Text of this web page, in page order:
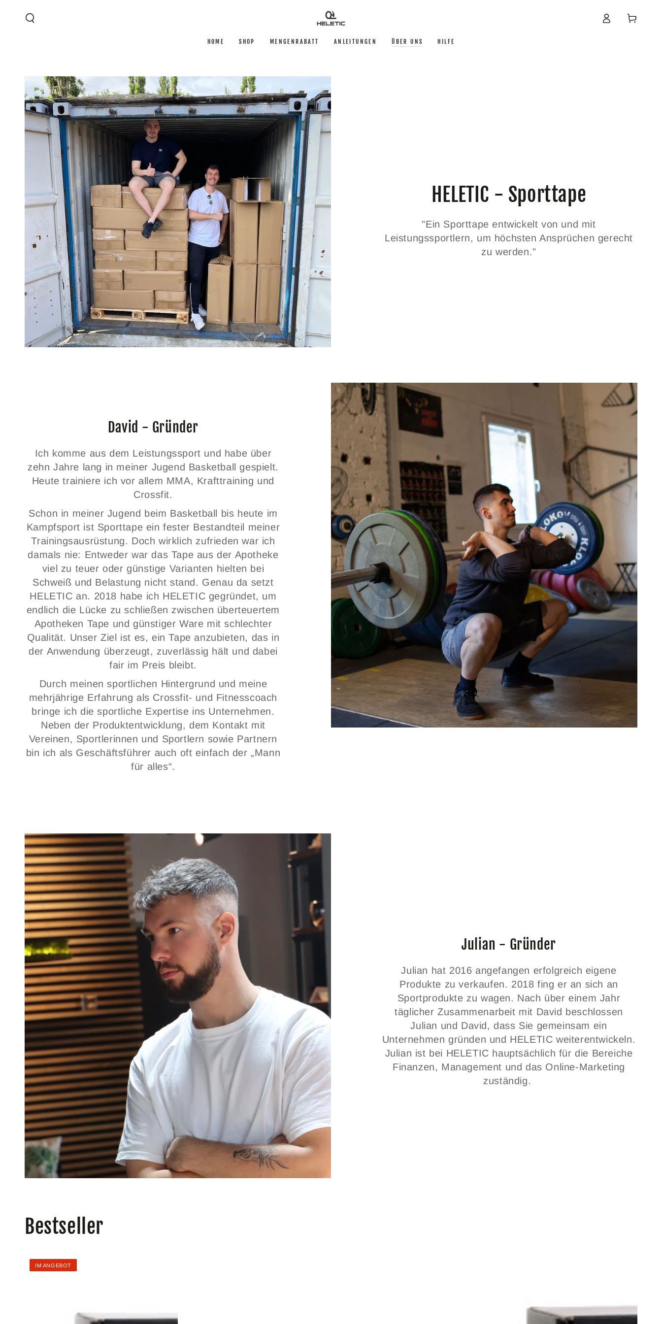
SPRINGEN
HOME SHOP MENGENRABATT ANLEITUNGEN ÜBER UNS HILFE
EinloggenWarenkorb
HELETIC - Sporttape
"Ein Sporttape entwickelt von und mit
Leistungssportlern, um höchsten Ansprüchen gerecht
zu werden."
David - Gründer
Ich komme aus dem Leistungssport und habe über
zehn Jahre lang in meiner Jugend Basketball gespielt.
Heute trainiere ich vor allem MMA, Krafttraining und
Crossfit.
Schon in meiner Jugend beim Basketball bis heute im
Kampfsport ist Sporttape ein fester Bestandteil meiner
Trainingsausrüstung. Doch wirklich zufrieden war ich
damals nie: Entweder war das Tape aus der Apotheke
viel zu teuer oder günstige Varianten hielten bei
Schweiß und Belastung nicht stand. Genau da setzt
HELETIC an. 2018 habe ich HELETIC gegründet, um
endlich die Lücke zu schließen zwischen überteuertem
Apotheken Tape und günstiger Ware mit schlechter
Qualität. Unser Ziel ist es, ein Tape anzubieten, das in
der Anwendung überzeugt, zuverlässig hält und dabei
fair im Preis bleibt.
Durch meinen sportlichen Hintergrund und meine
mehrjährige Erfahrung als Crossfit- und Fitnesscoach
bringe ich die sportliche Expertise ins Unternehmen.
Neben der Produktentwicklung, dem Kontakt mit
Vereinen, Sportlerinnen und Sportlern sowie Partnern
bin ich als Geschäftsführer auch oft einfach der „Mann
für alles“.
Julian - Gründer
Julian hat 2016 angefangen erfolgreich eigene
Produkte zu verkaufen. 2018 fing er an sich an
Sportprodukte zu wagen. Nach über einem Jahr
täglicher Zusammenarbeit mit David beschlossen
Julian und David, dass Sie gemeinsam ein
Unternehmen gründen und HELETIC weiterentwickeln.
Julian ist bei HELETIC hauptsächlich für die Bereiche
Finanzen, Management und das Online-Marketing
zuständig.
Bestseller
Sporttape
3,8cm
IM ANGEBOT
-